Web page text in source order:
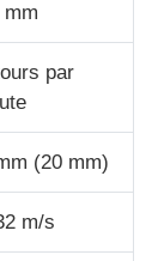
mm
par
(20 mm)
m/s